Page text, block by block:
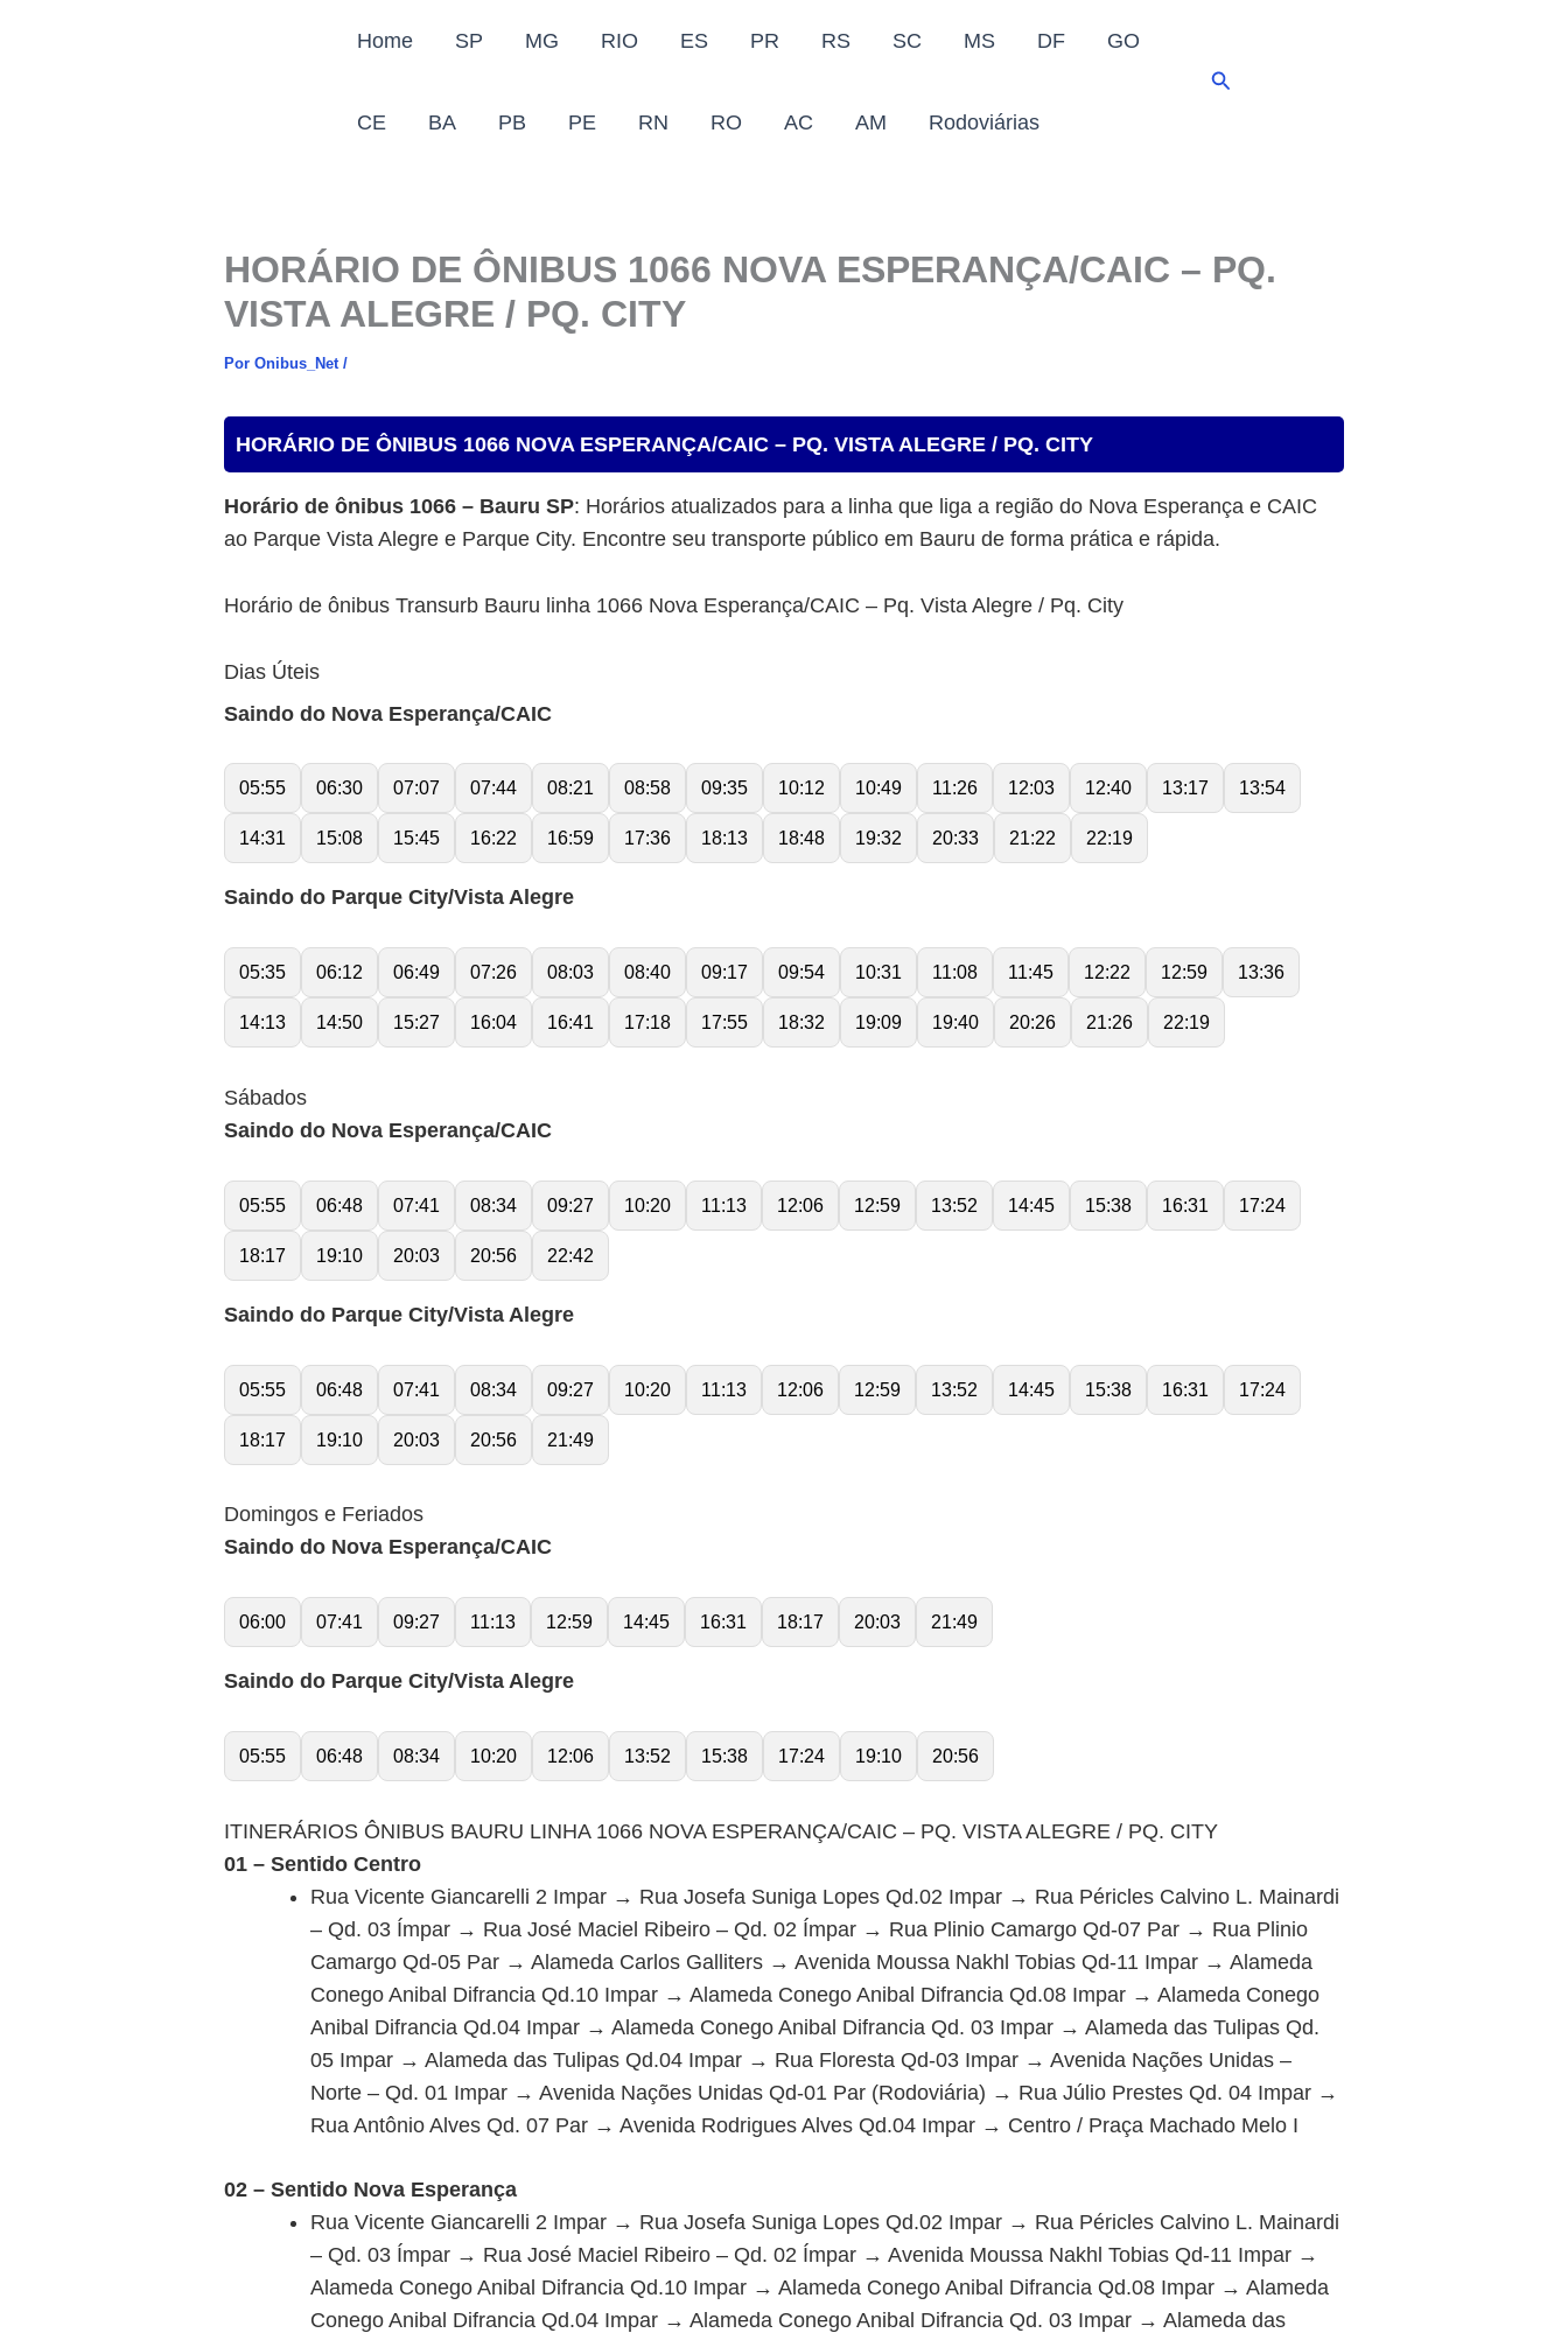
Home SP MG RIO ES PR RS SC MS DF GO
CE BA PB PE RN RO AC AM Rodoviárias
Pesquisar
HORÁRIO DE ÔNIBUS 1066 NOVA ESPERANÇA/CAIC – PQ.
VISTA ALEGRE / PQ. CITY
Por Onibus_Net /
HORÁRIO DE ÔNIBUS 1066 NOVA ESPERANÇA/CAIC – PQ. VISTA ALEGRE / PQ. CITY
Horário de ônibus 1066 – Bauru SP: Horários atualizados para a linha que liga a região do Nova Esperança e CAIC
ao Parque Vista Alegre e Parque City. Encontre seu transporte público em Bauru de forma prática e rápida.
Horário de ônibus Transurb Bauru linha 1066 Nova Esperança/CAIC – Pq. Vista Alegre / Pq. City
Dias Úteis
Saindo do Nova Esperança/CAIC
05:55 06:30 07:07 07:44 08:21 08:58 09:35 10:12 10:49 11:26 12:03 12:40 13:17 13:54
14:31 15:08 15:45 16:22 16:59 17:36 18:13 18:48 19:32 20:33 21:22 22:19
Saindo do Parque City/Vista Alegre
05:35 06:12 06:49 07:26 08:03 08:40 09:17 09:54 10:31 11:08 11:45 12:22 12:59 13:36
14:13 14:50 15:27 16:04 16:41 17:18 17:55 18:32 19:09 19:40 20:26 21:26 22:19
Sábados
Saindo do Nova Esperança/CAIC
05:55 06:48 07:41 08:34 09:27 10:20 11:13 12:06 12:59 13:52 14:45 15:38 16:31 17:24
18:17 19:10 20:03 20:56 22:42
Saindo do Parque City/Vista Alegre
05:55 06:48 07:41 08:34 09:27 10:20 11:13 12:06 12:59 13:52 14:45 15:38 16:31 17:24
18:17 19:10 20:03 20:56 21:49
Domingos e Feriados
Saindo do Nova Esperança/CAIC
06:00 07:41 09:27 11:13 12:59 14:45 16:31 18:17 20:03 21:49
Saindo do Parque City/Vista Alegre
05:55 06:48 08:34 10:20 12:06 13:52 15:38 17:24 19:10 20:56
ITINERÁRIOS ÔNIBUS BAURU LINHA 1066 NOVA ESPERANÇA/CAIC – PQ. VISTA ALEGRE / PQ. CITY
01 – Sentido Centro
Rua Vicente Giancarelli 2 Impar → Rua Josefa Suniga Lopes Qd.02 Impar → Rua Péricles Calvino L. Mainardi
– Qd. 03 Ímpar → Rua José Maciel Ribeiro – Qd. 02 Ímpar → Rua Plinio Camargo Qd-07 Par → Rua Plinio
Camargo Qd-05 Par → Alameda Carlos Galliters → Avenida Moussa Nakhl Tobias Qd-11 Impar → Alameda
Conego Anibal Difrancia Qd.10 Impar → Alameda Conego Anibal Difrancia Qd.08 Impar → Alameda Conego
Anibal Difrancia Qd.04 Impar → Alameda Conego Anibal Difrancia Qd. 03 Impar → Alameda das Tulipas Qd.
05 Impar → Alameda das Tulipas Qd.04 Impar → Rua Floresta Qd-03 Impar → Avenida Nações Unidas –
Norte – Qd. 01 Impar → Avenida Nações Unidas Qd-01 Par (Rodoviária) → Rua Júlio Prestes Qd. 04 Impar →
Rua Antônio Alves Qd. 07 Par → Avenida Rodrigues Alves Qd.04 Impar → Centro / Praça Machado Melo I
02 – Sentido Nova Esperança
Rua Vicente Giancarelli 2 Impar → Rua Josefa Suniga Lopes Qd.02 Impar → Rua Péricles Calvino L. Mainardi
– Qd. 03 Ímpar → Rua José Maciel Ribeiro – Qd. 02 Ímpar → Avenida Moussa Nakhl Tobias Qd-11 Impar →
Alameda Conego Anibal Difrancia Qd.10 Impar → Alameda Conego Anibal Difrancia Qd.08 Impar → Alameda
Conego Anibal Difrancia Qd.04 Impar → Alameda Conego Anibal Difrancia Qd. 03 Impar → Alameda das